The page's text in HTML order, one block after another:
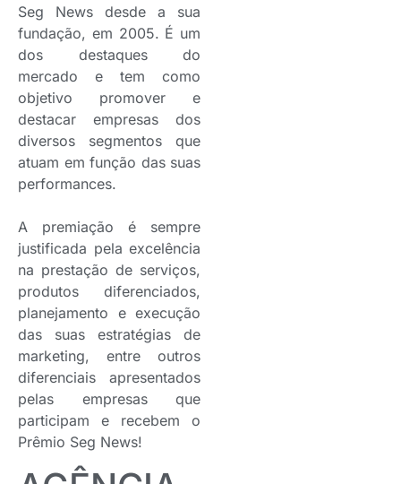
Seg News desde a sua
fundação, em 2005. É um
dos destaques do
mercado e tem como
objetivo promover e
destacar empresas dos
diversos segmentos que
atuam em função das suas
performances.
A premiação é sempre
justificada pela excelência
na prestação de serviços,
produtos diferenciados,
planejamento e execução
das suas estratégias de
marketing, entre outros
diferenciais apresentados
pelas empresas que
participam e recebem o
Prêmio Seg News!